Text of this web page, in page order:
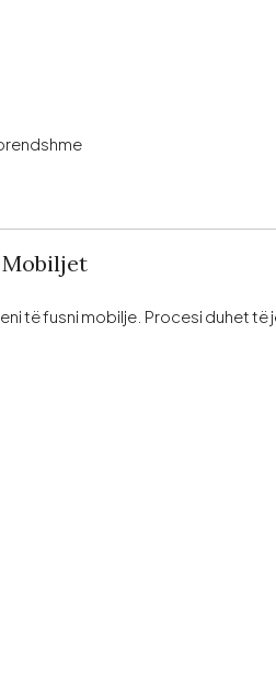
Mobiljet
të fusni mobilje. Procesi duhet të